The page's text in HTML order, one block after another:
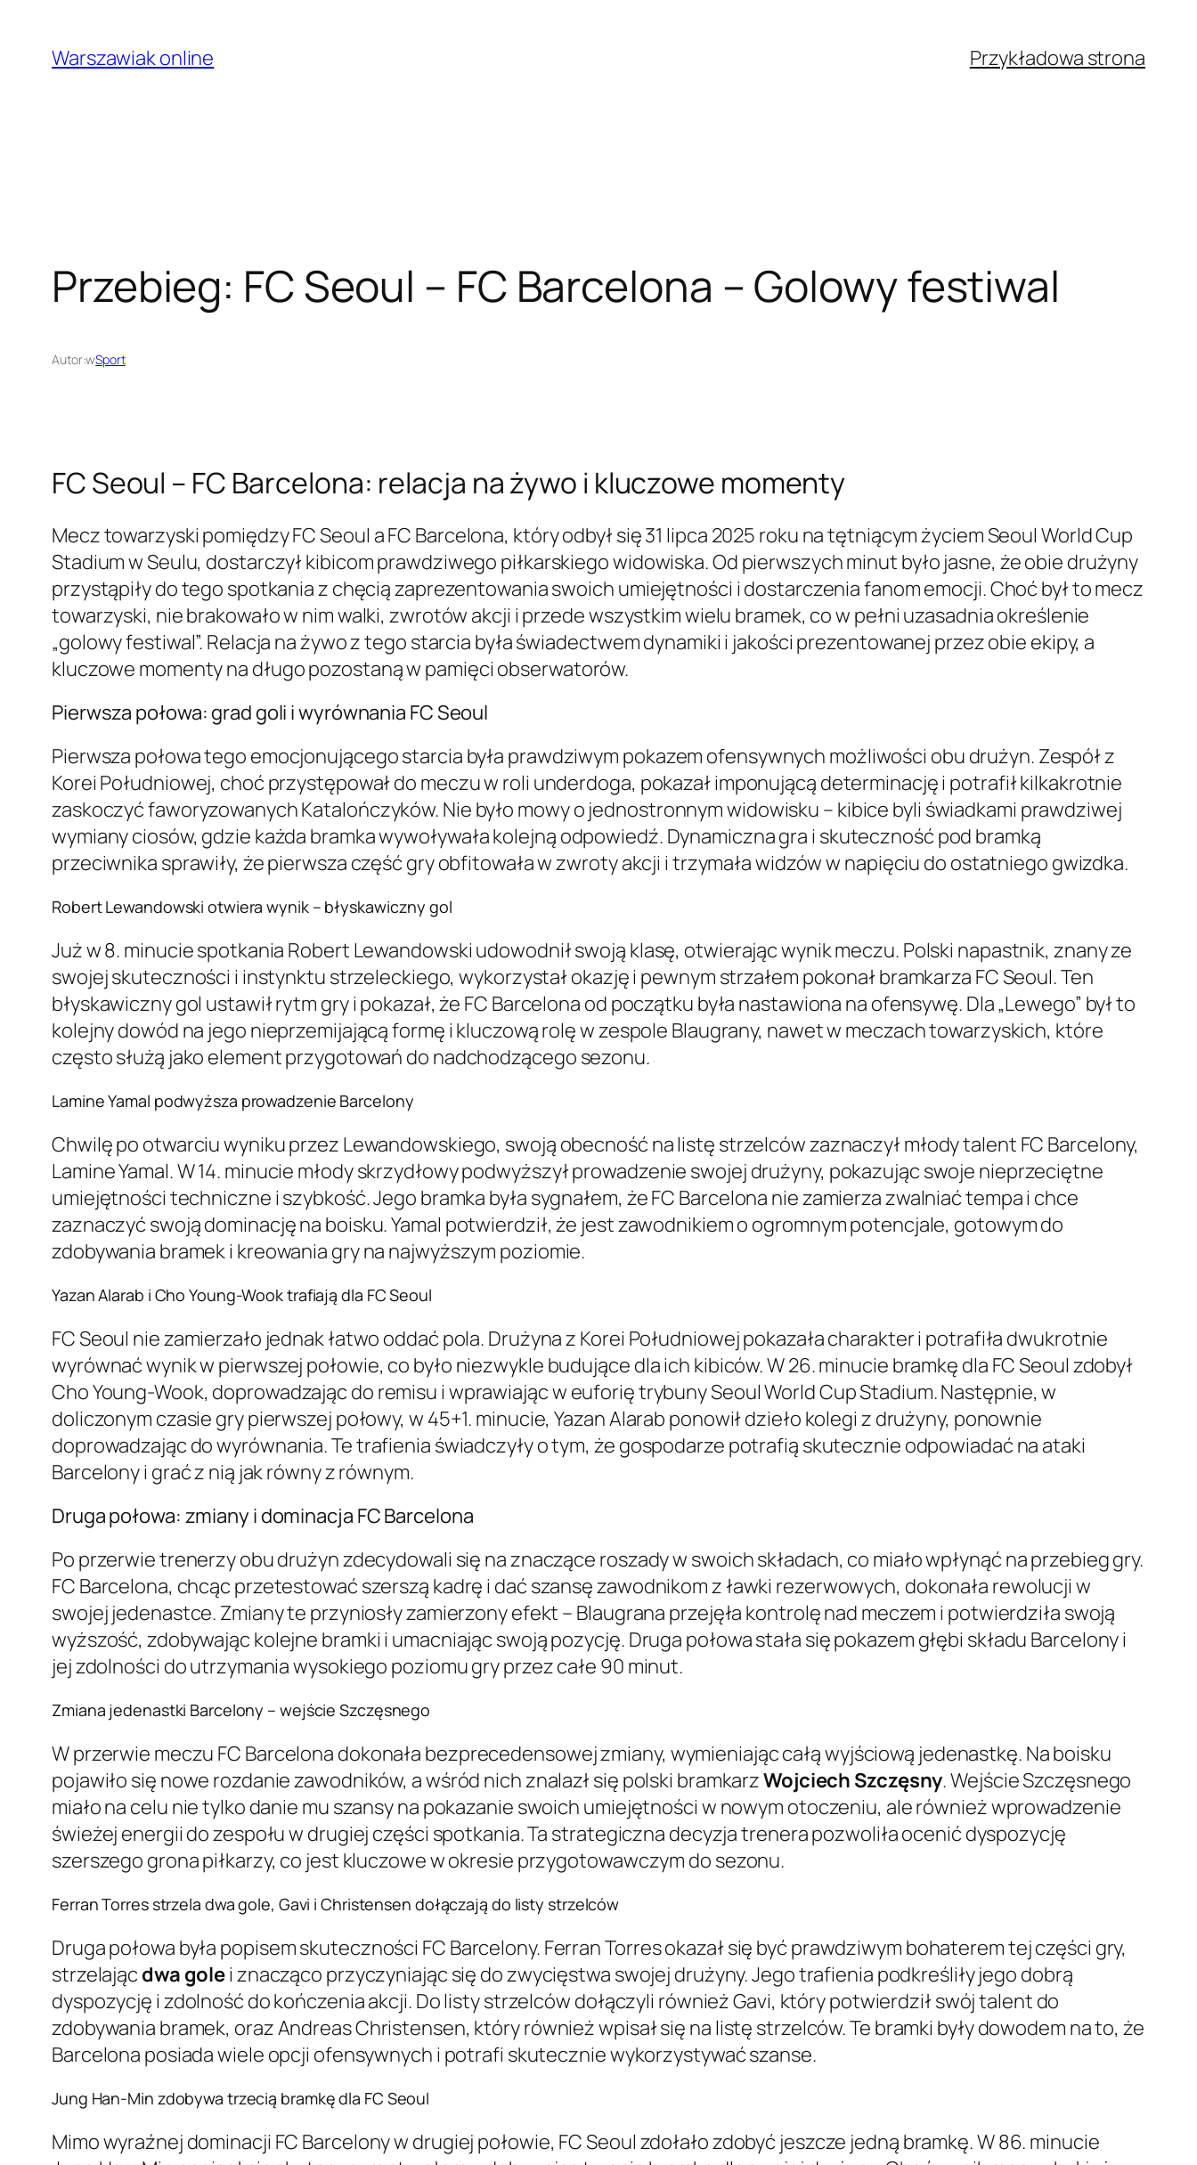
treści
Warszawiak online Przykładowa strona
Przebieg: FC Seoul – FC Barcelona – Golowy festiwal
Autor:wSport
FC Seoul – FC Barcelona: relacja na żywo i kluczowe momenty
Mecz towarzyski pomiędzy FC Seoul a FC Barcelona, który odbył się 31 lipca 2025 roku na tętniącym życiem Seoul World Cup
Stadium w Seulu, dostarczył kibicom prawdziwego piłkarskiego widowiska. Od pierwszych minut było jasne, że obie drużyny
przystąpiły do tego spotkania z chęcią zaprezentowania swoich umiejętności i dostarczenia fanom emocji. Choć był to mecz
towarzyski, nie brakowało w nim walki, zwrotów akcji i przede wszystkim wielu bramek, co w pełni uzasadnia określenie
„golowy festiwal”. Relacja na żywo z tego starcia była świadectwem dynamiki i jakości prezentowanej przez obie ekipy, a
kluczowe momenty na długo pozostaną w pamięci obserwatorów.
Pierwsza połowa: grad goli i wyrównania FC Seoul
Pierwsza połowa tego emocjonującego starcia była prawdziwym pokazem ofensywnych możliwości obu drużyn. Zespół z
Korei Południowej, choć przystępował do meczu w roli underdoga, pokazał imponującą determinację i potrafił kilkakrotnie
zaskoczyć faworyzowanych Katalończyków. Nie było mowy o jednostronnym widowisku – kibice byli świadkami prawdziwej
wymiany ciosów, gdzie każda bramka wywoływała kolejną odpowiedź. Dynamiczna gra i skuteczność pod bramką
przeciwnika sprawiły, że pierwsza część gry obfitowała w zwroty akcji i trzymała widzów w napięciu do ostatniego gwizdka.
Robert Lewandowski otwiera wynik – błyskawiczny gol
Już w 8. minucie spotkania Robert Lewandowski udowodnił swoją klasę, otwierając wynik meczu. Polski napastnik, znany ze
swojej skuteczności i instynktu strzeleckiego, wykorzystał okazję i pewnym strzałem pokonał bramkarza FC Seoul. Ten
błyskawiczny gol ustawił rytm gry i pokazał, że FC Barcelona od początku była nastawiona na ofensywę. Dla „Lewego” był to
kolejny dowód na jego nieprzemijającą formę i kluczową rolę w zespole Blaugrany, nawet w meczach towarzyskich, które
często służą jako element przygotowań do nadchodzącego sezonu.
Lamine Yamal podwyższa prowadzenie Barcelony
Chwilę po otwarciu wyniku przez Lewandowskiego, swoją obecność na listę strzelców zaznaczył młody talent FC Barcelony,
Lamine Yamal. W 14. minucie młody skrzydłowy podwyższył prowadzenie swojej drużyny, pokazując swoje nieprzeciętne
umiejętności techniczne i szybkość. Jego bramka była sygnałem, że FC Barcelona nie zamierza zwalniać tempa i chce
zaznaczyć swoją dominację na boisku. Yamal potwierdził, że jest zawodnikiem o ogromnym potencjale, gotowym do
zdobywania bramek i kreowania gry na najwyższym poziomie.
Yazan Alarab i Cho Young-Wook trafiają dla FC Seoul
FC Seoul nie zamierzało jednak łatwo oddać pola. Drużyna z Korei Południowej pokazała charakter i potrafiła dwukrotnie
wyrównać wynik w pierwszej połowie, co było niezwykle budujące dla ich kibiców. W 26. minucie bramkę dla FC Seoul zdobył
Cho Young-Wook, doprowadzając do remisu i wprawiając w euforię trybuny Seoul World Cup Stadium. Następnie, w
doliczonym czasie gry pierwszej połowy, w 45+1. minucie, Yazan Alarab ponowił dzieło kolegi z drużyny, ponownie
doprowadzając do wyrównania. Te trafienia świadczyły o tym, że gospodarze potrafią skutecznie odpowiadać na ataki
Barcelony i grać z nią jak równy z równym.
Druga połowa: zmiany i dominacja FC Barcelona
Po przerwie trenerzy obu drużyn zdecydowali się na znaczące roszady w swoich składach, co miało wpłynąć na przebieg gry.
FC Barcelona, chcąc przetestować szerszą kadrę i dać szansę zawodnikom z ławki rezerwowych, dokonała rewolucji w
swojej jedenastce. Zmiany te przyniosły zamierzony efekt – Blaugrana przejęła kontrolę nad meczem i potwierdziła swoją
wyższość, zdobywając kolejne bramki i umacniając swoją pozycję. Druga połowa stała się pokazem głębi składu Barcelony i
jej zdolności do utrzymania wysokiego poziomu gry przez całe 90 minut.
Zmiana jedenastki Barcelony – wejście Szczęsnego
W przerwie meczu FC Barcelona dokonała bezprecedensowej zmiany, wymieniając całą wyjściową jedenastkę. Na boisku
pojawiło się nowe rozdanie zawodników, a wśród nich znalazł się polski bramkarzWojciech Szczęsny. Wejście Szczęsnego
miało na celu nie tylko danie mu szansy na pokazanie swoich umiejętności w nowym otoczeniu, ale również wprowadzenie
świeżej energii do zespołu w drugiej części spotkania. Ta strategiczna decyzja trenera pozwoliła ocenić dyspozycję
szerszego grona piłkarzy, co jest kluczowe w okresie przygotowawczym do sezonu.
Ferran Torres strzela dwa gole, Gavi i Christensen dołączają do listy strzelców
Druga połowa była popisem skuteczności FC Barcelony. Ferran Torres okazał się być prawdziwym bohaterem tej części gry,
strzelając dwa golei znacząco przyczyniając się do zwycięstwa swojej drużyny. Jego trafienia podkreśliły jego dobrą
dyspozycję i zdolność do kończenia akcji. Do listy strzelców dołączyli również Gavi, który potwierdził swój talent do
zdobywania bramek, oraz Andreas Christensen, który również wpisał się na listę strzelców. Te bramki były dowodem na to, że
Barcelona posiada wiele opcji ofensywnych i potrafi skutecznie wykorzystywać szanse.
Jung Han-Min zdobywa trzecią bramkę dla FC Seoul
Mimo wyraźnej dominacji FC Barcelony w drugiej połowie, FC Seoul zdołało zdobyć jeszcze jedną bramkę. W 86. minucie